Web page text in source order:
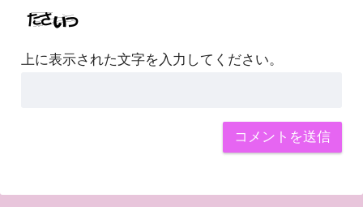
上に表示された文字を入力してください。